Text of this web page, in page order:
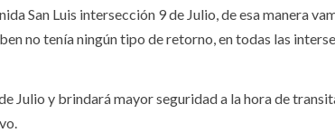
San Luis intersección 9 de Julio, de esa manera
no tenía ningún tipo de retorno, en todas las
Julio y brindará mayor seguridad a la hora de